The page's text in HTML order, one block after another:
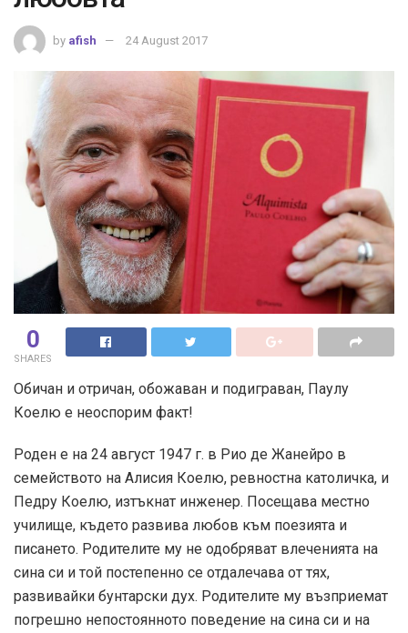
by afish 24 August 2017
0
SHARES
Обичан и отричан, обожаван и подиграван, Паулу
Коелю е неоспорим факт!
Роден е на 24 август 1947 г. в Рио де Жанейро в
семейството на Алисия Коелю, ревностна католичка, и
Педру Коелю, изтъкнат инженер. Посещава местно
училище, където развива любов към поезията и
писането. Родителите му не одобряват влеченията на
сина си и той постепенно се отдалечава от тях,
развивайки бунтарски дух. Родителите му възприемат
погрешно непостоянното поведение на сина си и на